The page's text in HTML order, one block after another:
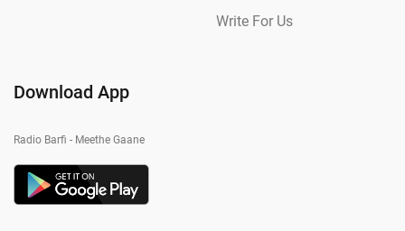
Write For Us
Download App
Radio Barfi - Meethe Gaane